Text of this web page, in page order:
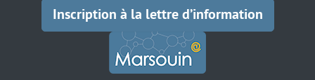
Inscription à la lettre d’information